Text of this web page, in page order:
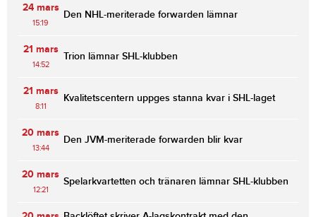
24 mars
15:19
Den NHL-meriterade forwarden lämnar
21 mars
14:52
Trion lämnar SHL-klubben
21 mars
8:11
Kvalitetscentern uppges stanna kvar i SHL-laget
20 mars
13:44
Den JVM-meriterade forwarden blir kvar
20 mars
12:21
Spelarkvartetten och tränaren lämnar SHL-klubben